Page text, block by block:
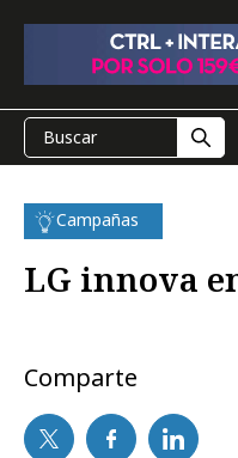
Campañas
LG innova
Comparte